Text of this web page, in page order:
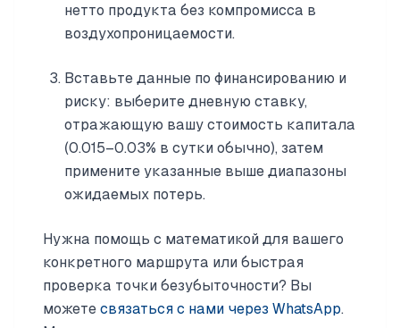
нетто продукта без компромисса в
воздухопроницаемости.
Вставьте данные по финансированию и
риску: выберите дневную ставку,
отражающую вашу стоимость капитала
(0.015–0.03% в сутки обычно), затем
примените указанные выше диапазоны
ожидаемых потерь.
Нужна помощь с математикой для вашего
конкретного маршрута или быстрая
проверка точки безубыточности? Вы
можете связаться с нами через WhatsApp.